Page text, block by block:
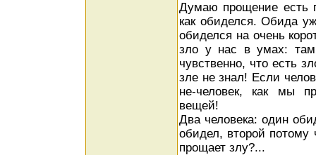
Думаю прощение есть
как обиделся. Обида
обиделся на очень
зло у нас в умах: там
чувственно, что есть
зле не знал! Если
не-человек, как мы
вещей!
Два человека: один
обидел, второй
прощает злу?...